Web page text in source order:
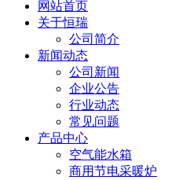
网站首页
关于恒瑞
公司简介
新闻动态
公司新闻
企业公告
行业动态
常见问题
产品中心
空气能水箱
商用节电采暖炉